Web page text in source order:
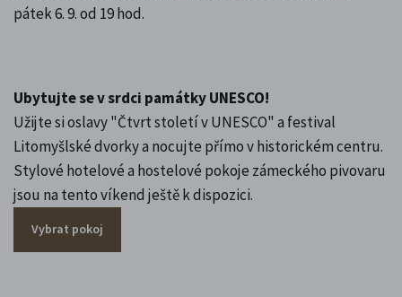
pátek 6. 9. od 19 hod.
Ubytujte se v srdci památky UNESCO!
Užijte si oslavy "Čtvrt století v UNESCO" a festival
Litomyšlské dvorky a nocujte přímo v historickém centru.
Stylové hotelové a hostelové pokoje zámeckého pivovaru
jsou na tento víkend ještě k dispozici.
Vybrat pokoj